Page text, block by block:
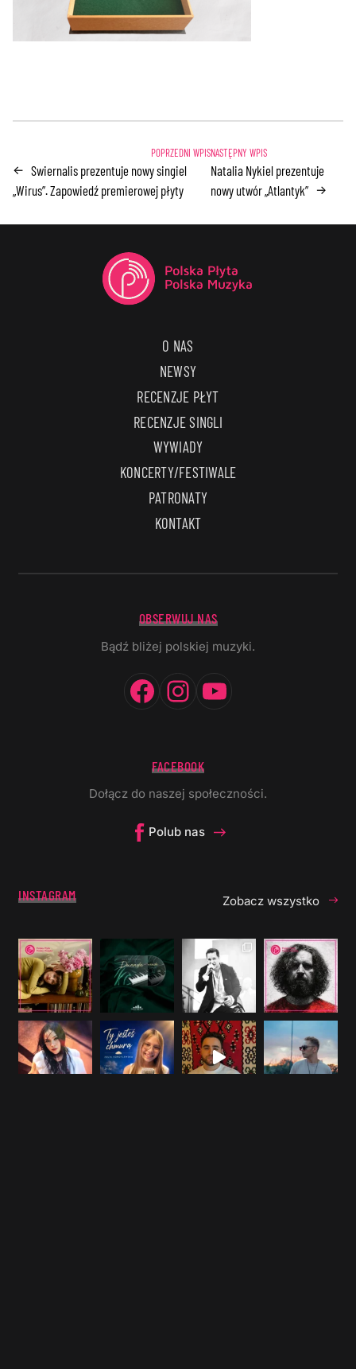
← Swiernalis prezentuje nowy singiel
„Wirus”. Zapowiedź premierowej płyty
Natalia Nykiel prezentuje
nowy utwór „Atlantyk” →
O NAS
NEWSY
RECENZJE PŁYT
RECENZJE SINGLI
WYWIADY
KONCERTY/FESTIWALE
PATRONATY
KONTAKT
OBSERWUJ NAS
Bądź bliżej polskiej muzyki.
Facebook
Instagram
FACEBOOK
Dołącz do naszej społeczności.
Polub nas
INSTAGRAM Zobacz wszystko